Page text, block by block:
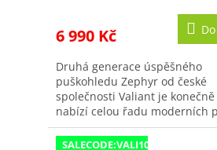
6 990 Kč
Druhá generace úspěšného
puškohledu Zephyr od české
společnosti Valiant je
nabízí celou řadu moderních
na které jsme zvyklí u
dražších modelů. K těm...
SALECODE:VALI10:10:%